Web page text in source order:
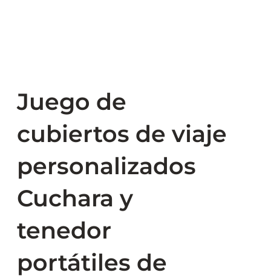
Juego de
cubiertos de viaje
personalizados
Cuchara y
tenedor
portátiles de